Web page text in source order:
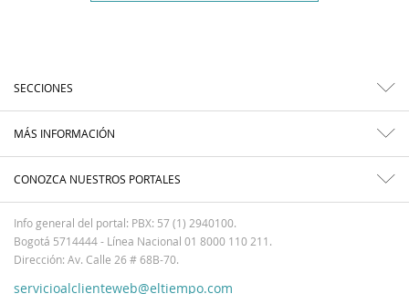
SECCIONES
MÁS INFORMACIÓN
CONOZCA NUESTROS PORTALES
Info general del portal: PBX: 57 (1) 2940100.
Bogotá 5714444 - Línea Nacional 01 8000 110 211.
Dirección: Av. Calle 26 # 68B-70.
servicioalclienteweb@eltiempo.com